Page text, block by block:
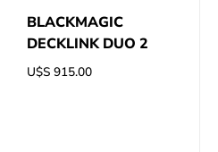
BLACKMAGIC
DECKLINK DUO 2
U$S 915.00